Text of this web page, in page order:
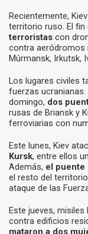
Recientemente,
territorio ruso. El fin
terroristas con
contra aeródromos
Múrmansk, Irkutsk,
Los lugares civiles
fuerzas
domingo, dos
rusas de Briansk y
ferroviarias con
Este lunes, Kiev
Kursk, entre ellos
Además, el puente
el resto del
ataque de las
Este jueves, misiles
contra edificios
mataron a dos